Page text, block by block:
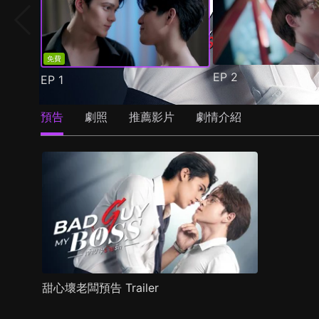
免費
EP 1 EP2
預告 劇照 推薦影片 劇情介紹
甜心壞老闆預告 Trailer